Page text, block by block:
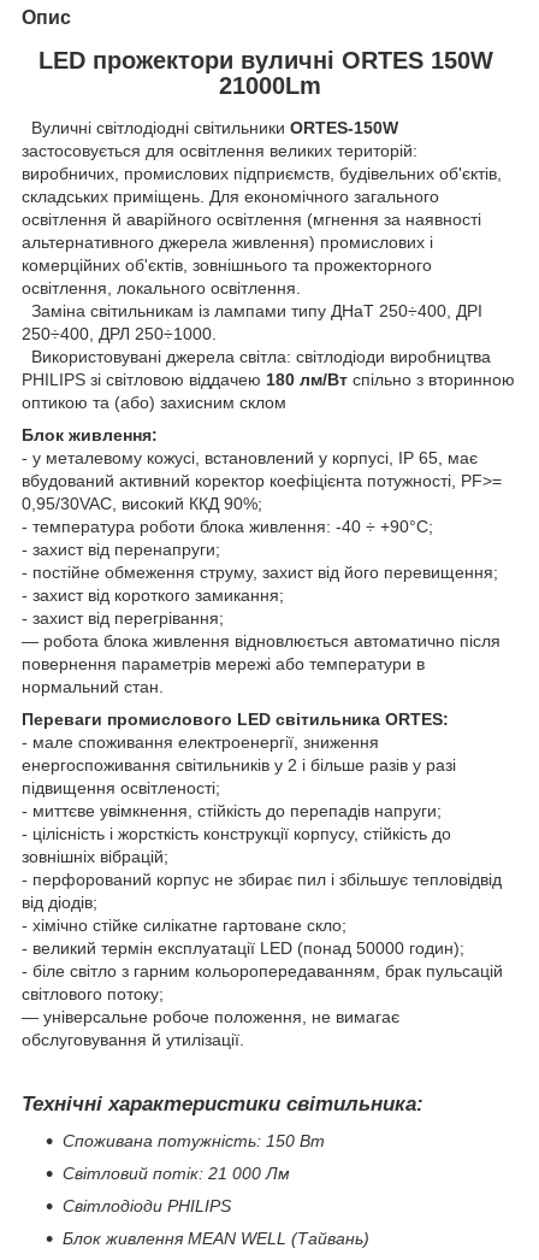
Опис
LED прожектори вуличні ORTES 150W
21000Lm
Вуличні світлодіодні світильники ORTES-150W
застосовується для освітлення великих територій:
виробничих, промислових підприємств, будівельних об'єктів,
складських приміщень. Для економічного загального
освітлення й аварійного освітлення (мгнення за наявності
альтернативного джерела живлення) промислових і
комерційних об'єктів, зовнішнього та прожекторного
освітлення, локального освітлення.
Заміна світильникам із лампами типу ДНаТ 250÷400, ДРІ
250÷400, ДРЛ 250÷1000.
Використовувані джерела світла: світлодіоди виробництва
PHILIPS зі світловою віддачею 180 лм/Вт спільно з вторинною
оптикою та (або) захисним склом
Блок живлення:
- у металевому кожусі, встановлений у корпусі, IP 65, має
вбудований активний коректор коефіцієнта потужності, PF>=
0,95/30VAC, високий ККД 90%;
- температура роботи блока живлення: -40 ÷ +90°С;
- захист від перенапруги;
- постійне обмеження струму, захист від його перевищення;
- захист від короткого замикання;
- захист від перегрівання;
— робота блока живлення відновлюється автоматично після
повернення параметрів мережі або температури в
нормальний стан.
Переваги промислового LED світильника ORTES:
- мале споживання електроенергії, зниження
енергоспоживання світильників у 2 і більше разів у разі
підвищення освітленості;
- миттєве увімкнення, стійкість до перепадів напруги;
- цілісність і жорсткість конструкції корпусу, стійкість до
зовнішніх вібрацій;
- перфорований корпус не збирає пил і збільшує тепловідвід
від діодів;
- хімічно стійке силікатне гартоване скло;
- великий термін експлуатації LED (понад 50000 годин);
- біле світло з гарним кольоропередаванням, брак пульсацій
світлового потоку;
— універсальне робоче положення, не вимагає
обслуговування й утилізації.
Технічні характеристики світильника:
Споживана потужність: 150 Вт
Світловий потік: 21 000 Лм
Світлодіоди PHILIPS
Блок живлення MEAN WELL (Тайвань)